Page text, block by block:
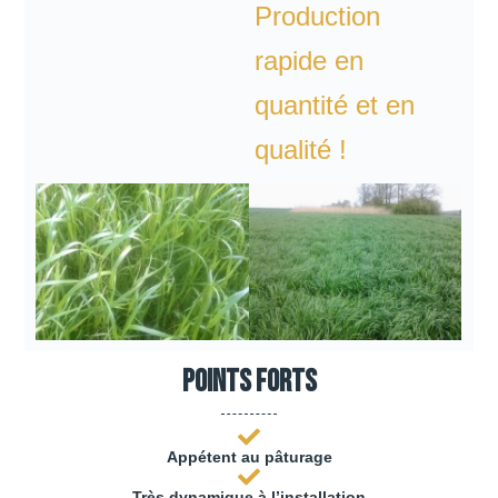
Production
rapide en
quantité et en
qualité !
Points forts
Appétent au pâturage